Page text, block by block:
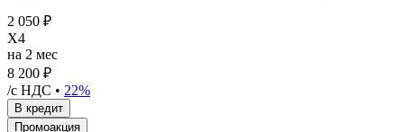
2 050 ₽
X4
на 2 мес
8 200 ₽
/с НДС • 22%